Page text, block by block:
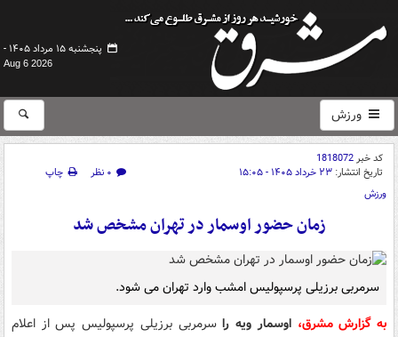
پنجشنبه ۱۵ مرداد ۱۴۰۵ -
Aug 6 2026
ورزش
کد خبر1818072
تاریخ انتشار: ۲۳ خرداد ۱۴۰۵ - ۱۵:۰۵ ۰ نظر
چاپ
ورزش
زمان حضور اوسمار در تهران مشخص شد
سرمربی برزیلی پرسپولیس امشب وارد تهران می شود.
به گزارش مشرق، اوسمار ویه راسرمربی برزیلی پرسپولیس پس از اعلام